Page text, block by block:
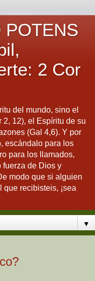
POTENS
2 Cor
del mundo, sino el
2, 12), el Espíritu de su
(Gal 4,6). Y por
escándalo para los
para los llamados,
fuerza de Dios y
modo que si alguien
recibisteis, ¡sea
▼